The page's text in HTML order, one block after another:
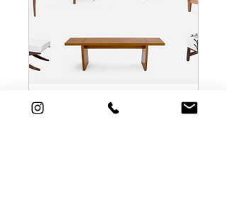
AC em Casa -